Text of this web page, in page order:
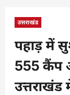
उत्तराखंड
पहाड़ में
555 कैंप